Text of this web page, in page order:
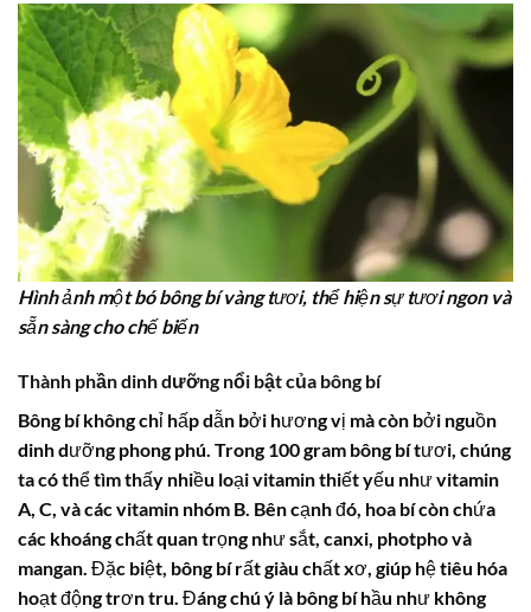
Hình ảnh một bó bông bí vàng tươi, thể hiện sự tươi ngon và
sẵn sàng cho chế biến
Thành phần dinh dưỡng nổi bật của bông bí
Bông bíkhông chỉ hấp dẫn bởi hương vị mà còn bởi nguồn
dinh dưỡng phong phú. Trong 100 gram bông bítươi, chúng
ta có thể tìm thấy nhiều loại vitamin thiết yếu như vitamin
A, C, và các vitamin nhóm B. Bên cạnh đó, hoa bícòn chứa
các khoáng chất quan trọng như sắt, canxi, photpho và
mangan. Đặc biệt, bông bírất giàu chất xơ, giúp hệ tiêu hóa
hoạt động trơn tru. Đáng chú ý là bông bíhầu như không